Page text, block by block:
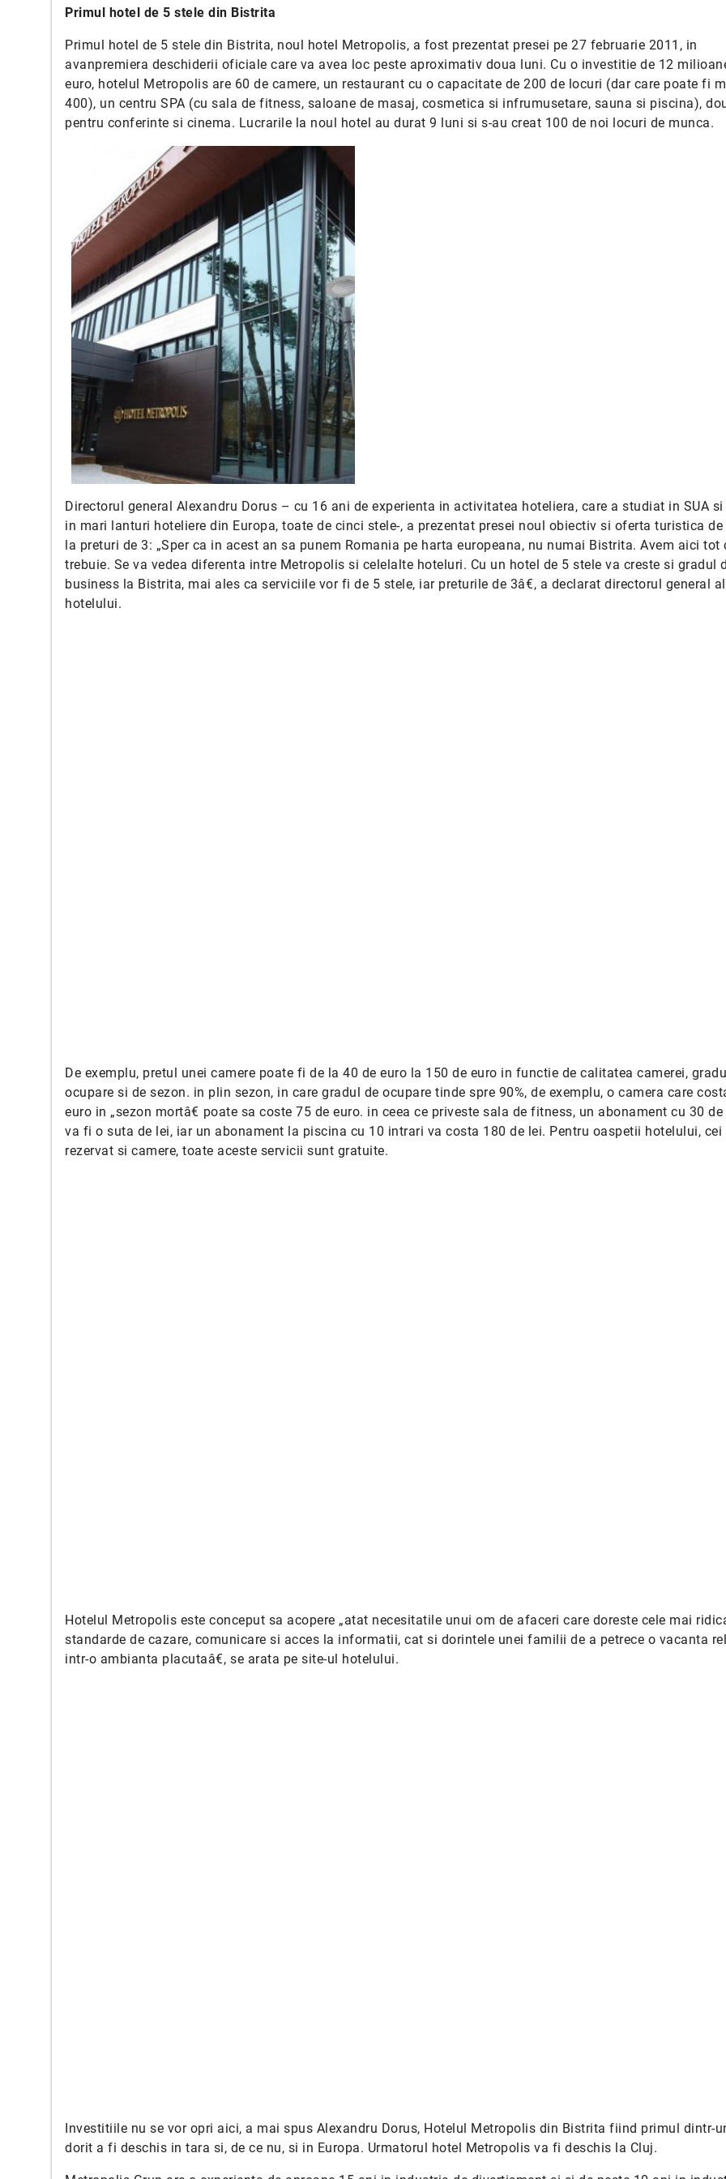
Primul hotel de 5 stele din Bistrita
Primul hotel de 5 stele din Bistrita, noul hotel Metropolis, a fost prezentat presei pe 27 februarie 2011, in
avanpremiera deschiderii oficiale care va avea loc peste aproximativ doua luni. Cu o investitie de 12
euro, hotelul Metropolis are 60 de camere, un restaurant cu o capacitate de 200 de locuri (dar care poate fi
400), un centru SPA (cu sala de fitness, saloane de masaj, cosmetica si infrumusetare, sauna si piscina),
pentru conferinte si cinema. Lucrarile la noul hotel au durat 9 luni si s-au creat 100 de noi locuri de munca.
Directorul general Alexandru Dorus – cu 16 ani de experienta in activitatea hoteliera, care a studiat in SUA
in mari lanturi hoteliere din Europa, toate de cinci stele-, a prezentat presei noul obiectiv si oferta turistica de
la preturi de 3: „Sper ca in acest an sa punem Romania pe harta europeana, nu numai Bistrita. Avem aici tot
trebuie. Se va vedea diferenta intre Metropolis si celelalte hoteluri. Cu un hotel de 5 stele va creste si gradul
business la Bistrita, mai ales ca serviciile vor fi de 5 stele, iar preturile de 3â€, a declarat directorul general al
hotelului.
De exemplu, pretul unei camere poate fi de la 40 de euro la 150 de euro in functie de calitatea camerei,
ocupare si de sezon. in plin sezon, in care gradul de ocupare tinde spre 90%, de exemplu, o camera care
euro in „sezon mortâ€ poate sa coste 75 de euro. in ceea ce priveste sala de fitness, un abonament cu 30
va fi o suta de lei, iar un abonament la piscina cu 10 intrari va costa 180 de lei. Pentru oaspetii hotelului, cei
rezervat si camere, toate aceste servicii sunt gratuite.
Hotelul Metropolis este conceput sa acopere „atat necesitatile unui om de afaceri care doreste cele mai
standarde de cazare, comunicare si acces la informatii, cat si dorintele unei familii de a petrece o vacanta
intr-o ambianta placutaâ€, se arata pe site-ul hotelului.
Investitiile nu se vor opri aici, a mai spus Alexandru Dorus, Hotelul Metropolis din Bistrita fiind primul dintr-
dorit a fi deschis in tara si, de ce nu, si in Europa. Urmatorul hotel Metropolis va fi deschis la Cluj.